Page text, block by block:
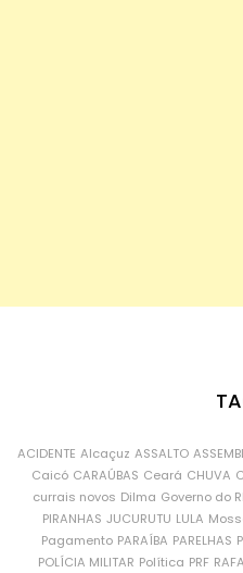
ACIDENTE Alcaçuz ASSALTO
Caicó CARAÚBAS Ceará CHUVA
currais novos Dilma Governo do
PIRANHAS JUCURUTU LULA
Pagamento PARAÍBA PARELHAS
POLÍCIA MILITAR Política PRF